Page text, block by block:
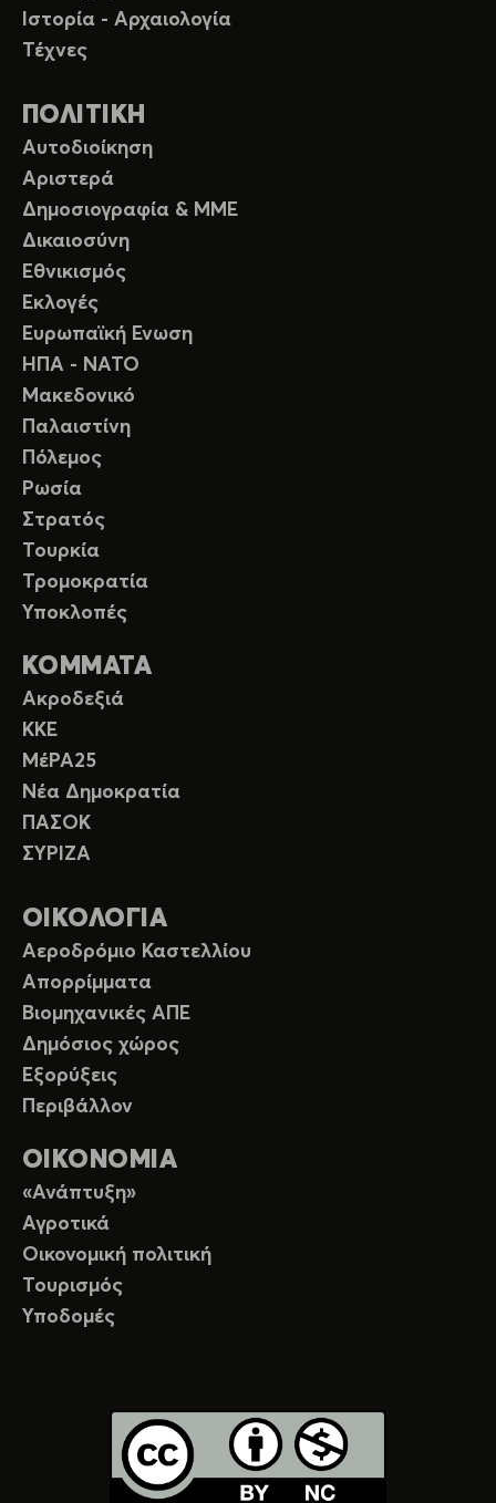
Ιστορία - Αρχαιολογία
Τέχνες
ΠΟΛΙΤΙΚΗ
Αυτοδιοίκηση
Αριστερά
Δημοσιογραφία & ΜΜΕ
Δικαιοσύνη
Εθνικισμός
Εκλογές
Ευρωπαϊκή Ενωση
ΗΠΑ - ΝΑΤΟ
Μακεδονικό
Παλαιστίνη
Πόλεμος
Ρωσία
Στρατός
Τουρκία
Τρομοκρατία
Υποκλοπές
ΚΟΜΜΑΤΑ
Ακροδεξιά
ΚΚΕ
ΜέΡΑ25
Νέα Δημοκρατία
ΠΑΣΟΚ
ΣΥΡΙΖΑ
ΟΙΚΟΛΟΓΙΑ
Αεροδρόμιο Καστελλίου
Απορρίμματα
Βιομηχανικές ΑΠΕ
Δημόσιος χώρος
Εξορύξεις
Περιβάλλον
ΟΙΚΟΝΟΜΙΑ
«Ανάπτυξη»
Αγροτικά
Οικονομική πολιτική
Τουρισμός
Υποδομές